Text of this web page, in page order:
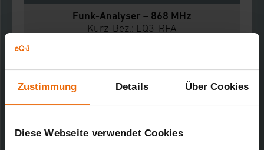
Zustimmung Details Über Cookies
Diese Webseite verwendet Cookies
Funk-Analyser – 868 MHz
Kurz-Bez.: EQ3-RFA
23.03.2021
40,24 KB